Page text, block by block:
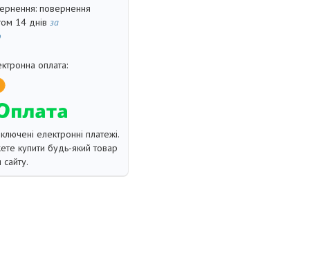
повернення
14 днів за
електронні платежі.
купити будь-який товар